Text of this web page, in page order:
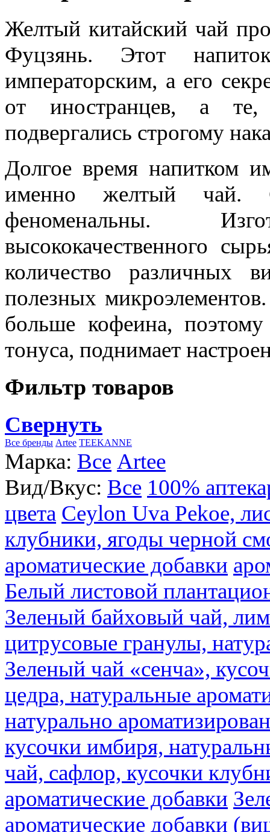
Желтый китайский чай
Фуцзянь. Этот
императорским, а его
от иностранцев, а
подвергались строгому
Долгое время напитком
именно желтый чай.
феноменальны.
высококачественного
количество различных
полезных
больше кофеина,
тонуса, поднимает
Фильтр товаров
Свернуть
Все бренды Artee TEEKANNE
Марка: Все Artee
Вид/Вкус: Все 100%
цвета Ceylon Uva Pekoe,
клубники, ягоды черной
ароматические добавки
Белый листовой
Зеленый байховый чай,
цитрусовые гранулы,
Зеленый чай «сенча»,
цедра, натуральные
натурально
кусочки имбиря,
чай, сафлор, кусочки
ароматические добавки
ароматические добавки